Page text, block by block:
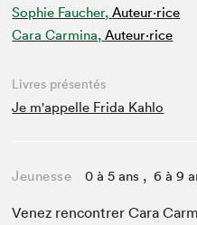
Sophie Faucher, Auteur·rice
Cara Carmina, Auteur·rice
Livres présentés
Je m'appelle Frida Kahlo
Jeunesse 0 à 5 ans , 6 à 9
Venez ren­con­tr­er Cara